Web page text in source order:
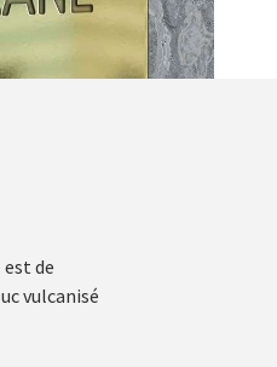
de
vulcanisé